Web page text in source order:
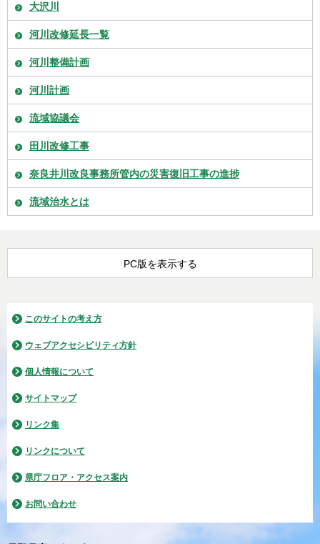
大沢川
河川改修延長一覧
河川整備計画
河川計画
流域協議会
田川改修工事
奈良井川改良事務所管内の災害復旧工事の進捗
流域治水とは
PC版を表示する
このサイトの考え方
ウェブアクセシビリティ方針
個人情報について
サイトマップ
リンク集
リンクについて
県庁フロア・アクセス案内
お問い合わせ